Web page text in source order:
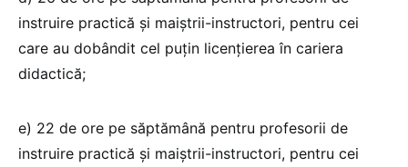
instruire practică și maiștrii-instructori, pentru cei
care au dobândit cel puțin licențierea în cariera
didactică;
e) 22 de ore pe săptămână pentru profesorii de
instruire practică și maiștrii-instructori, pentru cei